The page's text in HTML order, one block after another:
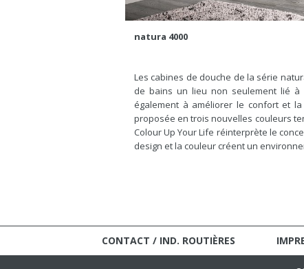
natura 4000
Les cabines de douche de la série
de bains un lieu non seulement lié à
également à améliorer le confort et
proposée en trois nouvelles couleurs
Colour Up Your Life réinterprète le
design et la couleur créent un
CONTACT / IND. ROUTIÈRES